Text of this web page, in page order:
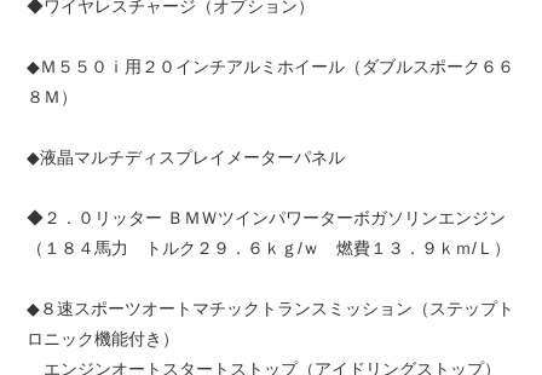
◆ワイヤレスチャージ（オプション）
◆Ｍ５５０ｉ用２０インチアルミホイール（ダブルスポーク６６
８Ｍ）
◆液晶マルチディスプレイメーターパネル
◆２．０リッター ＢＭＷツインパワーターボガソリンエンジン
（１８４馬力 トルク２９．６ｋｇ/ｗ 燃費１３．９ｋｍ/Ｌ）
◆８速スポーツオートマチックトランスミッション（ステップト
ロニック機能付き）
エンジンオートスタートストップ（アイドリングストップ）